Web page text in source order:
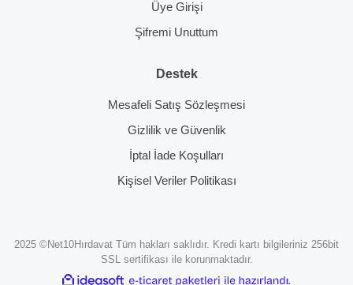
Üye Girişi
Şifremi Unuttum
Destek
Mesafeli Satış Sözleşmesi
Gizlilik ve Güvenlik
İptal İade Koşulları
Kişisel Veriler Politikası
2025 ©Net10Hırdavat Tüm hakları saklıdır. Kredi kartı bilgileriniz 256bit
SSL sertifikası ile korunmaktadır.
ideasoft e-